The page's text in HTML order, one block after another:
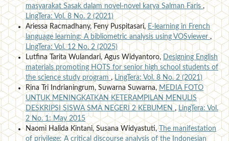
masyarakat Sasak dalam novel-novel karya Salman Faris,
LingTera: Vol. 8 No. 2 (2021)
Ariessa Racmadhany, Feny Puspitasari,E-learning in French
language learning: A bibliometric analysis using VOSviewer,
LingTera: Vol. 12 No. 2 (2025)
Lutfina Tarita Wulandari, Agus Widyantoro,Designing English
materials promoting HOTS for senior high school students of
the science study program,LingTera: Vol. 8 No. 2 (2021)
Rina Tri Indrianingrum, Suwarna Suwarna,MEDIA FOTO
UNTUK MENINGKATKAN KETERAMPILAN MENULIS
DESKRIPSI SISWA SMA NEGERI 2 KEBUMEN ,LingTera: Vol.
2 No. 1: May 2015
Naomi Halida Kintani, Susana Widyastuti,The manifestation
of privilege: A critical discourse analysis of the Indonesian